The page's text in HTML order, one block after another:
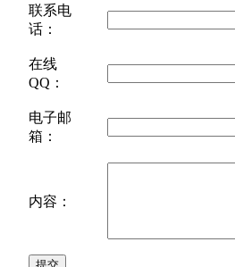
联系电
话：
在线
QQ：
电子邮
箱：
内容：